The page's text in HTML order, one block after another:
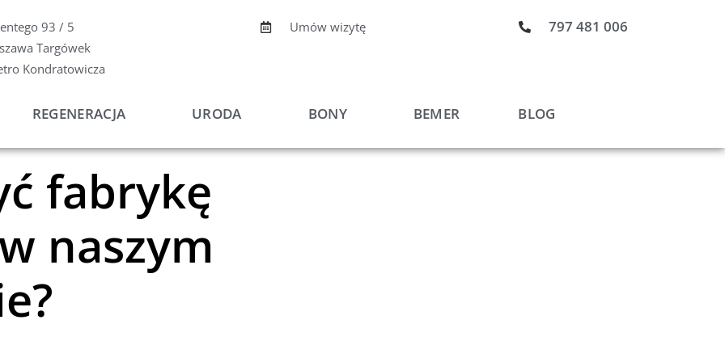
93 / 5
Targówek
Kondratowicza
Umów wizytę 797 481 006
REGENERACJA URODA BONY BEMER BLOG
fabrykę
naszym